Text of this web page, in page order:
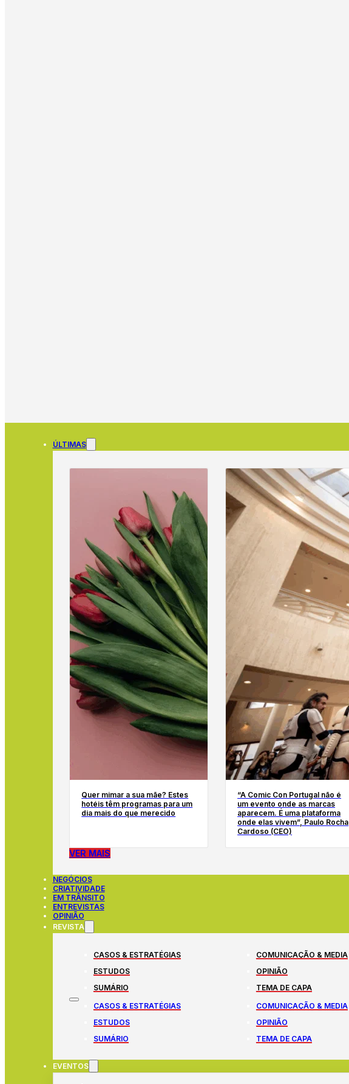
ÚLTIMAS
Quer mimar a sua mãe? Estes
hotéis têm programas para um
dia mais do que merecido
“A Comic Con Portugal não é
um evento onde as marcas
aparecem. É uma plataforma
onde elas vivem”, Paulo Rocha
Cardoso (CEO)
VER MAIS
NEGÓCIOS
CRIATIVIDADE
EM TRÂNSITO
ENTREVISTAS
OPINIÃO
REVISTA
CASOS & ESTRATÉGIAS COMUNICAÇÃO & MEDIA
ESTUDOS
OPINIÃO
SUMÁRIO
TEMA DE CAPA
CASOS & ESTRATÉGIAS
COMUNICAÇÃO & MEDIA
ESTUDOS
OPINIÃO
SUMÁRIO
TEMA DE CAPA
EVENTOS